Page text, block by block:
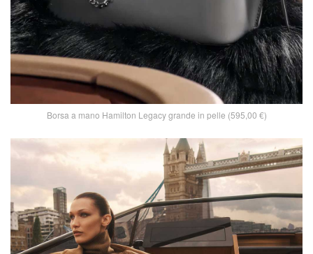
Borsa a mano Hamilton Legacy grande in pelle (595,00 €)